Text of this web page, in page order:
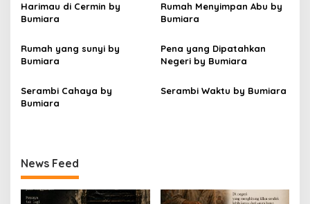
o
Harimau di Cermin by
Bumiara
Rumah Menyimpan Abu by
Bumiara
Rumah yang sunyi by
Bumiara
Pena yang Dipatahkan
Negeri by Bumiara
Serambi Cahaya by
Bumiara
Serambi Waktu by Bumiara
News Feed